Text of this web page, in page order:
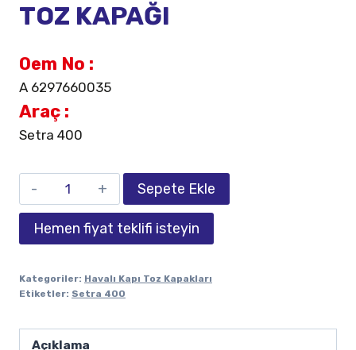
TOZ KAPAĞI
Oem No :
A 6297660035
Araç :
Setra 400
Sepete Ekle
Hemen fiyat teklifi isteyin
Kategoriler: Havalı Kapı Toz Kapakları
Etiketler: Setra 400
Açıklama